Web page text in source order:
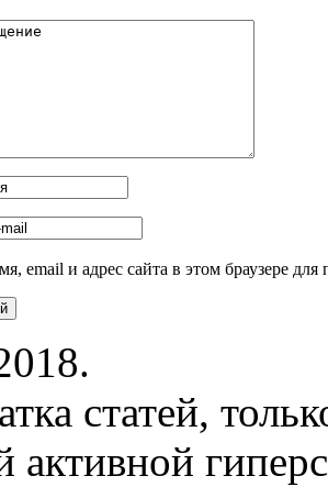
email и адрес сайта в этом браузере
статей,
активной